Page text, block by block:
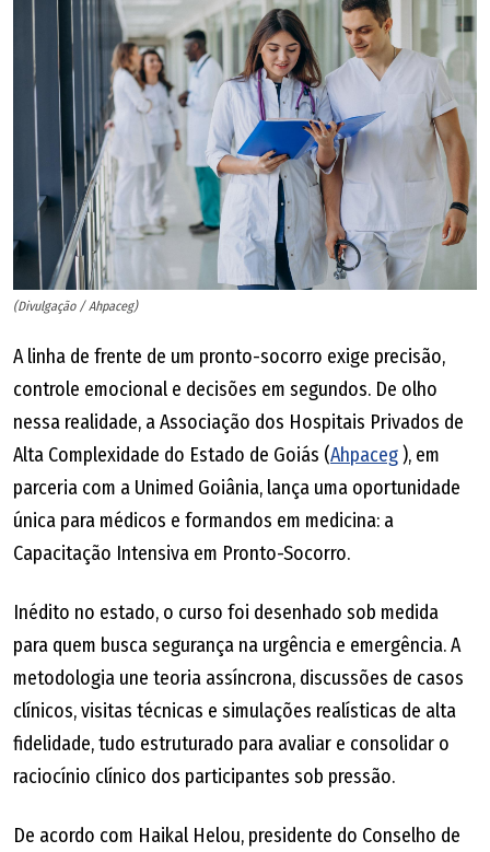
(Divulgação / Ahpaceg)
A linha de frente de um pronto-socorro exige precisão,
controle emocional e decisões em segundos. De olho
nessa realidade, a Associação dos Hospitais Privados de
Alta Complexidade do Estado de Goiás (Ahpaceg ), em
parceria com a Unimed Goiânia, lança uma oportunidade
única para médicos e formandos em medicina: a
Capacitação Intensiva em Pronto-Socorro.
Inédito no estado, o curso foi desenhado sob medida
para quem busca segurança na urgência e emergência. A
metodologia une teoria assíncrona, discussões de casos
clínicos, visitas técnicas e simulações realísticas de alta
fidelidade, tudo estruturado para avaliar e consolidar o
raciocínio clínico dos participantes sob pressão.
De acordo com Haikal Helou, presidente do Conselho de